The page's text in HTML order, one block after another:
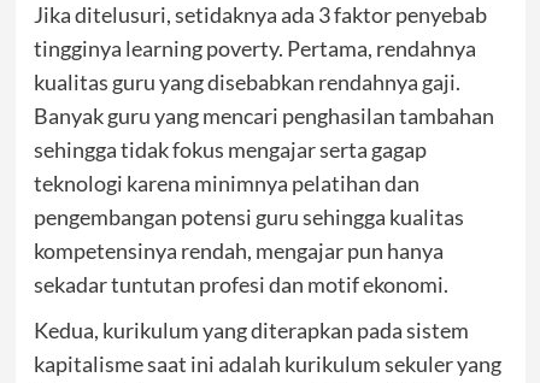
Jika ditelusuri, setidaknya ada 3 faktor penyebab
tingginya learning poverty. Pertama, rendahnya
kualitas guru yang disebabkan rendahnya gaji.
Banyak guru yang mencari penghasilan tambahan
sehingga tidak fokus mengajar serta gagap
teknologi karena minimnya pelatihan dan
pengembangan potensi guru sehingga kualitas
kompetensinya rendah, mengajar pun hanya
sekadar tuntutan profesi dan motif ekonomi.
Kedua, kurikulum yang diterapkan pada sistem
kapitalisme saat ini adalah kurikulum sekuler yang